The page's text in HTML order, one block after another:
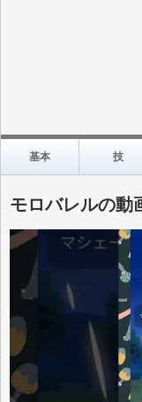
基本 技
モロバレルの動